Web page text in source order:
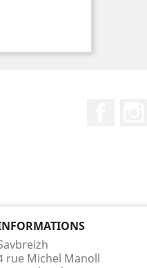
rue Michel Manoll